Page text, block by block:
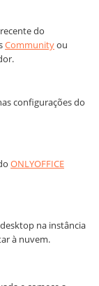
do
Communityou
configurações do
ONLYOFFICE
na instância
à nuvem.